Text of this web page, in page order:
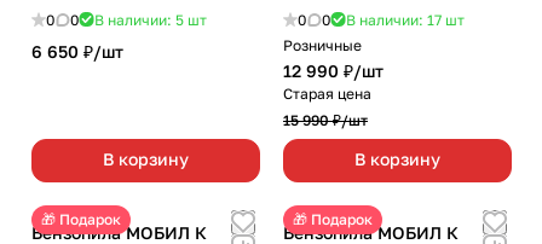
0 0 В наличии: 5 шт
6 650 ₽/шт
В корзину
0 0 В наличии: 17 шт
Розничные
12 990 ₽/шт
Старая цена
15 990 ₽/шт
В корзину
🎁 Подарок
Бензопила МОБИЛ К
🎁 Подарок
Бензопила МОБИЛ К